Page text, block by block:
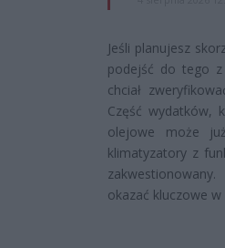
Jeśli planujesz
podejść do tego
chciał
Część wydatków,
olejowe może
klimatyzatory z
okazać kluczowe